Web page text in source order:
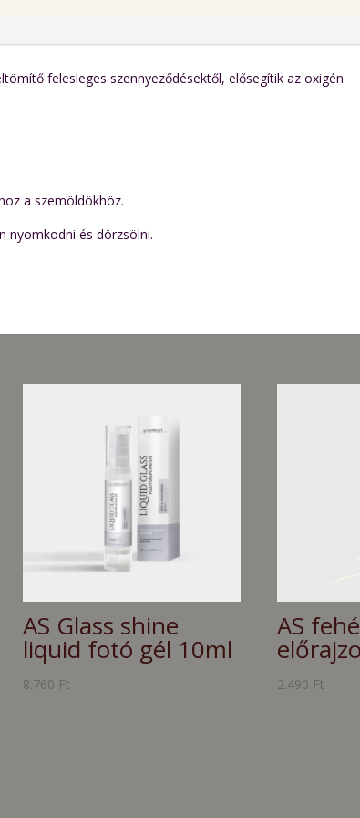
felesleges szennyeződésektől, elősegítik az oxigén
a szemöldökhöz.
nyomkodni és dörzsölni.
AS Glass shine
liquid fotó gél 10ml
8.760 Ft
AS
2.490 Ft